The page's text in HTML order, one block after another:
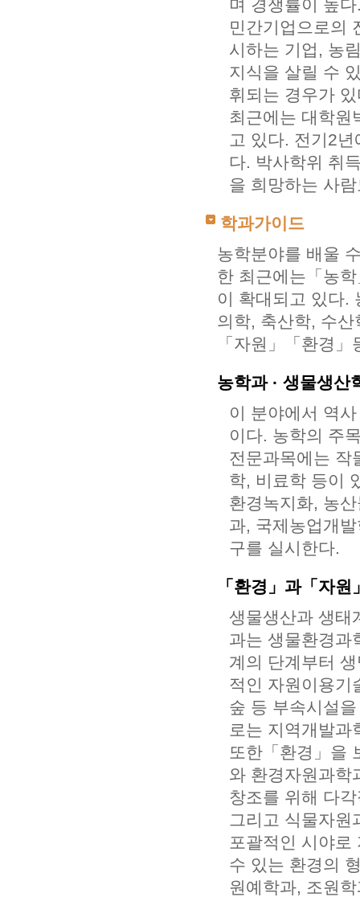
며 경쟁률이 높다
민간기업으로의
시하는 기업, 농
지식을 살릴 수
휘되는 경우가
최근에는 대학원
고 있다. 전기2
다. 박사학위 취
을 희망하는 사
학과가이드
농학분야를 배울
한 최근에는「농
이 확대되고 있다.
의학, 축산학, 수
「자원」「환경
농학과 · 생물생산
이 분야에서 역
이다. 농학의 주
전문과목에는 작
학, 비료학 등이
환경녹지화, 농
과, 국제농업개
구를 실시한다.
「환경」과「자
생물생산과 생태
과는 생물환경과
계의 단계부터
적인 자원이용기
숲 등 부속시설
로는 지역개발과
또한「환경」을
와 환경자원과학
창조를 위해 다
그리고 식물자원
포괄적인 시야로
수 있는 환경의
원예학과, 조원